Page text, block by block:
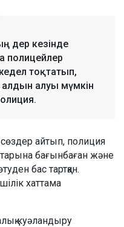
дер кезінде
полицейлер
тоқтатып,
алуы мүмкін
сөздер айтып, полиция
бағынбаған және
бас тартқан.
хаттама
куәландыру